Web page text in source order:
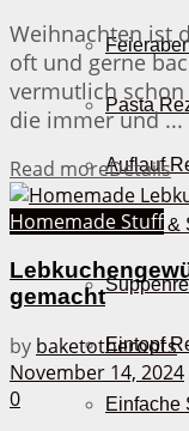
Pasta
Auflauf
Burger &
Eintopf
Einfache
Weihnachten ist
oft und gerne
vermutlich schon
die immer und ...
Read moreDetails
Homemade Stuff
gemacht
by baketotheroots
November 14, 2024
0